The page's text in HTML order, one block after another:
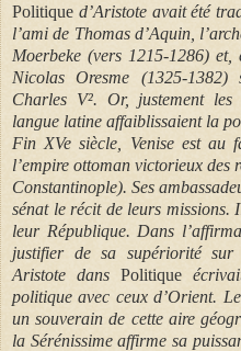
Politique d’Aristote avait été
l’ami de Thomas d’Aquin,
Moerbeke (vers 1215-1286)
Nicolas Oresme (1325-
Charles V². Or, justement les
langue latine affaiblissaient la
Fin XVe siècle, Venise est au
l’empire ottoman victorieux des
Constantinople). Ses
sénat le récit de leurs missions.
leur République. Dans
justifier de sa supériorité sur
Aristote dans Politique
politique avec ceux d’Orient.
un souverain de cette aire
la Sérénissime affirme sa